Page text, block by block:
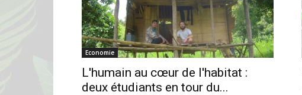
Economie
L'humain au cœur de l'habitat :
deux étudiants en tour du...